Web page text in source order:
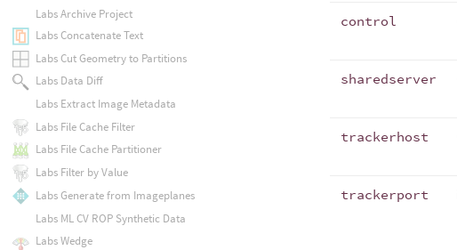
control
sharedserver
trackerhost
trackerport
Labs Archive Project
Labs Concatenate Text
Labs Cut Geometry to Partitions
Labs Data Diff
Labs Extract Image Metadata
Labs File Cache Filter
Labs File Cache Partitioner
Labs Filter by Value
Labs Generate from Imageplanes
Labs ML CV ROP Synthetic Data
Labs Wedge